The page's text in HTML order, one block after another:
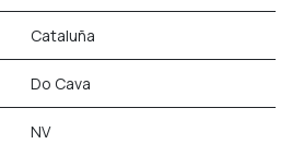
Cataluña
Do Cava
NV